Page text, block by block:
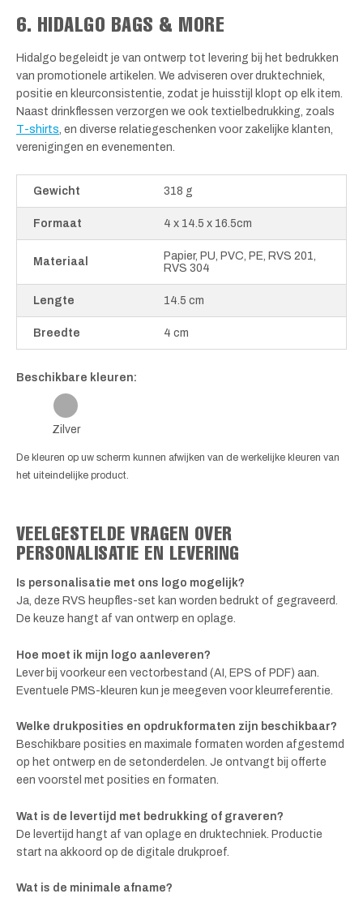
6. HIDALGO BAGS & MORE
Hidalgo begeleidt je van ontwerp tot levering bij het bedrukken
van promotionele artikelen. We adviseren over druktechniek,
positie en kleurconsistentie, zodat je huisstijl klopt op elk item.
Naast drinkflessen verzorgen we ook textielbedrukking, zoals
T-shirts , en diverse relatiegeschenken voor zakelijke klanten,
verenigingen en evenementen.
Gewicht 318 g
Formaat 4 x 14.5 x 16.5cm
Materiaal
Papier, PU, PVC, PE, RVS 201,
RVS 304
Lengte 14.5 cm
Breedte 4 cm
Beschikbare kleuren:
Zilver
De kleuren op uw scherm kunnen afwijken van de werkelijke kleuren van
het uiteindelijke product.
VEELGESTELDE VRAGEN OVER
PERSONALISATIE EN LEVERING
Is personalisatie met ons logo mogelijk?
Ja, deze RVS heupfles-set kan worden bedrukt of gegraveerd.
De keuze hangt af van ontwerp en oplage.
Hoe moet ik mijn logo aanleveren?
Lever bij voorkeur een vectorbestand (AI, EPS of PDF) aan.
Eventuele PMS-kleuren kun je meegeven voor kleurreferentie.
Welke drukposities en opdrukformaten zijn beschikbaar?
Beschikbare posities en maximale formaten worden afgestemd
op het ontwerp en de setonderdelen. Je ontvangt bij offerte
een voorstel met posities en formaten.
Wat is de levertijd met bedrukking of graveren?
De levertijd hangt af van oplage en druktechniek. Productie
start na akkoord op de digitale drukproef.
Wat is de minimale afname?